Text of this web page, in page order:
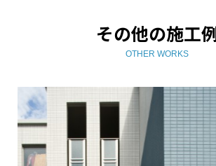
その他の施工例
OTHER WORKS